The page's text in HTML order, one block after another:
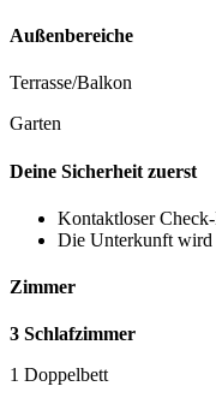
Außenbereiche
Terrasse/Balkon
Garten
Deine Sicherheit zuerst
Kontaktloser
Die Unterkunft wird
Zimmer
3 Schlafzimmer
1 Doppelbett